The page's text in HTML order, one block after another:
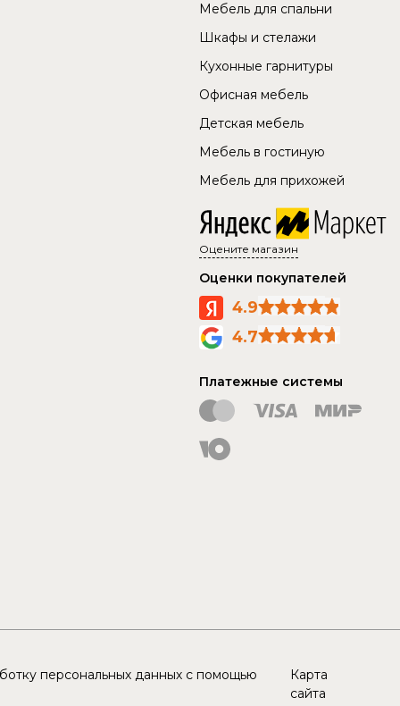
Мебель для спальни
Шкафы и стелажи
Кухонные гарнитуры
Офисная мебель
Детская мебель
Мебель в гостиную
Мебель для прихожей
Оцените магазин
Оценки покупателей
4.9
4.7
Платежные системы
персональных данных с помощью
Карта
сайта